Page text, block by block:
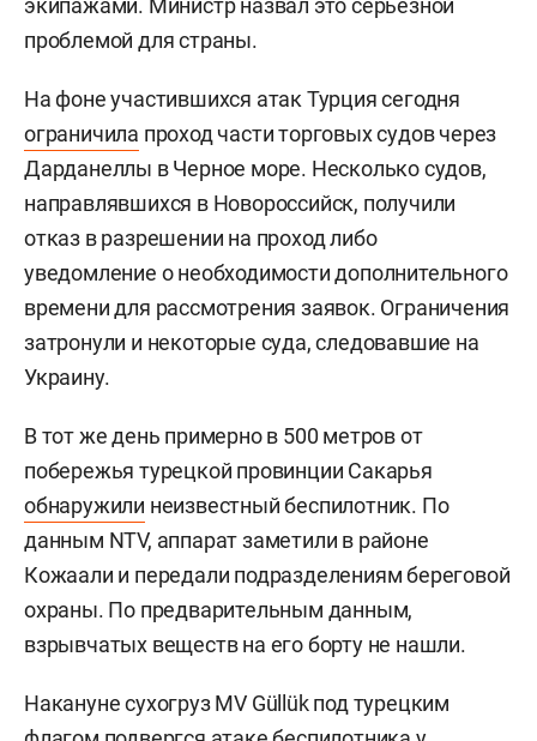
экипажами. Министр назвал это серьезной
проблемой для страны.
На фоне участившихся атак Турция сегодня
ограничила проход части торговых судов через
Дарданеллы в Черное море. Несколько судов,
направлявшихся в Новороссийск, получили
отказ в разрешении на проход либо
уведомление о необходимости дополнительного
времени для рассмотрения заявок. Ограничения
затронули и некоторые суда, следовавшие на
Украину.
В тот же день примерно в 500 метров от
побережья турецкой провинции Сакарья
обнаружили неизвестный беспилотник. По
данным NTV, аппарат заметили в районе
Кожаали и передали подразделениям береговой
охраны. По предварительным данным,
взрывчатых веществ на его борту не нашли.
Накануне сухогруз MV Güllük под турецким